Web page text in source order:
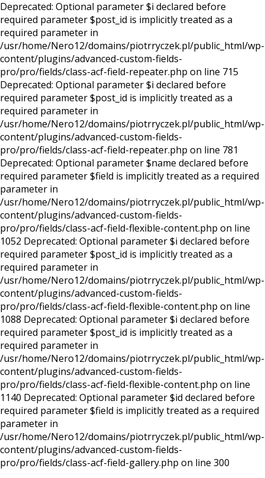
Deprecated: Optional parameter $i declared before
required parameter $post_id is implicitly treated as a
required parameter in
/usr/home/Nero12/domains/piotrryczek.pl/public_html/wp-
content/plugins/advanced-custom-fields-
pro/pro/fields/class-acf-field-repeater.php on line 715
Deprecated: Optional parameter $i declared before
required parameter $post_id is implicitly treated as a
required parameter in
/usr/home/Nero12/domains/piotrryczek.pl/public_html/wp-
content/plugins/advanced-custom-fields-
pro/pro/fields/class-acf-field-repeater.php on line 781
Deprecated: Optional parameter $name declared before
required parameter $field is implicitly treated as a required
parameter in
/usr/home/Nero12/domains/piotrryczek.pl/public_html/wp-
content/plugins/advanced-custom-fields-
pro/pro/fields/class-acf-field-flexible-content.php on line
1052 Deprecated: Optional parameter $i declared before
required parameter $post_id is implicitly treated as a
required parameter in
/usr/home/Nero12/domains/piotrryczek.pl/public_html/wp-
content/plugins/advanced-custom-fields-
pro/pro/fields/class-acf-field-flexible-content.php on line
1088 Deprecated: Optional parameter $i declared before
required parameter $post_id is implicitly treated as a
required parameter in
/usr/home/Nero12/domains/piotrryczek.pl/public_html/wp-
content/plugins/advanced-custom-fields-
pro/pro/fields/class-acf-field-flexible-content.php on line
1140 Deprecated: Optional parameter $id declared before
required parameter $field is implicitly treated as a required
parameter in
/usr/home/Nero12/domains/piotrryczek.pl/public_html/wp-
content/plugins/advanced-custom-fields-
pro/pro/fields/class-acf-field-gallery.php on line 300